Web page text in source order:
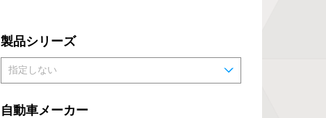
製品シリーズ
自動車メーカー